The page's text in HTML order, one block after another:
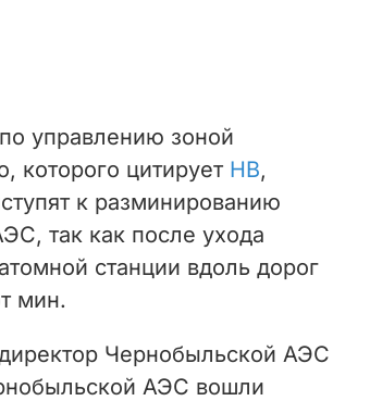
управлению зоной
которого цитирует НВ,
к разминированию
так как после ухода
станции вдоль дорог
мин.
Чернобыльской АЭС
АЭС вошли